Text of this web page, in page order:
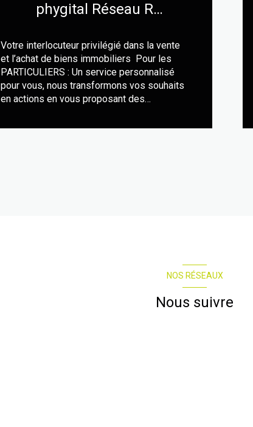
phygital Réseau R
Votre interlocuteur privilégié dans la vente
et l’achat de biens immobiliers Pour les
PARTICULIERS : Un service personnalisé
pour vous, nous transformons vos souhaits
en actions en vous proposant des
de trouver le b...
NOS RÉSEAUX
Nous suivre